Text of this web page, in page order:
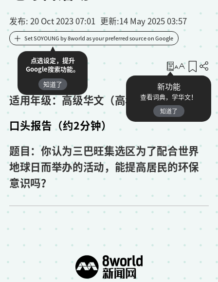
发布: 20 Oct 2023 07:01 更新:14 May 2025 03:57
Set SOYOUNG by 8world as your preferred source on Google
点选设定，提升
Google搜索功能。
知道了
新功能
查看词典，学华文！
知道了
收藏
适用年级：高级华文（高年级）
口头报告（约2分钟）
题目：你认为三巴旺集选区为了配合世界
地球日而举办的活动，能提高居民的环保
意识吗？